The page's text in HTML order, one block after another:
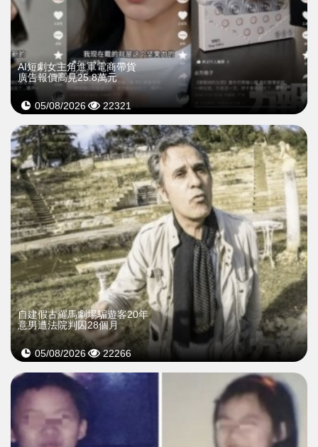
AI短劇女主角進軍電商帶貨
廣告報價高見25.8萬元
05/08/2026 22321
自建假古羅馬劇場騙遊客20年
意男遭法院判囚28個月
05/08/2026 22266